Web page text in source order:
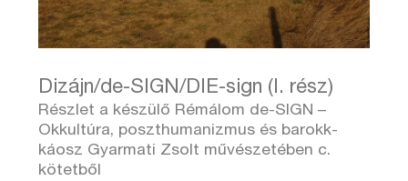
Dizájn/de-SIGN/DIE-sign (I. rész)
Részlet a készülő Rémálom de-SIGN –
Okkultúra, poszthumanizmus és barokk-
káosz Gyarmati Zsolt művészetében c.
kötetből